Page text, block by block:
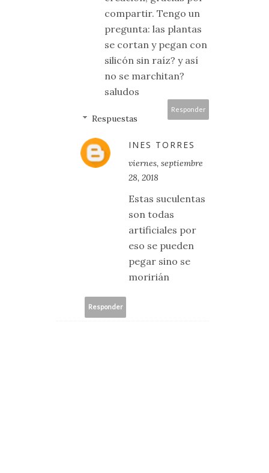
compartir. Tengo un
pregunta: las plantas
se cortan y pegan con
silicón sin raíz? y así
no se marchitan?
saludos
Responder
Respuestas
INES TORRES
viernes, septiembre
28, 2018
Estas suculentas
son todas
artificiales por
eso se pueden
pegar sino se
moririán
Responder